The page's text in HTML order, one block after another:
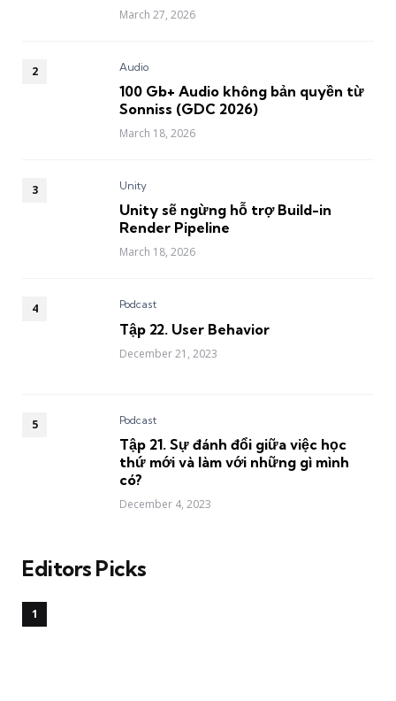
March 27, 2026
Audio
100 Gb+ Audio không bản quyền từ
Sonniss (GDC 2026)
March 18, 2026
Unity
Unity sẽ ngừng hỗ trợ Build-in
Render Pipeline
March 18, 2026
Podcast
Tập 22. User Behavior
December 21, 2023
Podcast
Tập 21. Sự đánh đổi giữa việc học
thứ mới và làm với những gì mình
có?
December 4, 2023
Editors Picks